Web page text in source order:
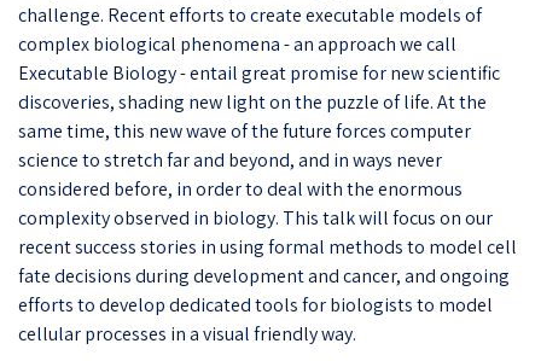
challenge. Recent efforts to create executable models of
complex biological phenomena - an approach we call
Executable Biology - entail great promise for new scientific
discoveries, shading new light on the puzzle of life. At the
same time, this new wave of the future forces computer
science to stretch far and beyond, and in ways never
considered before, in order to deal with the enormous
complexity observed in biology. This talk will focus on our
recent success stories in using formal methods to model cell
fate decisions during development and cancer, and ongoing
efforts to develop dedicated tools for biologists to model
cellular processes in a visual friendly way.